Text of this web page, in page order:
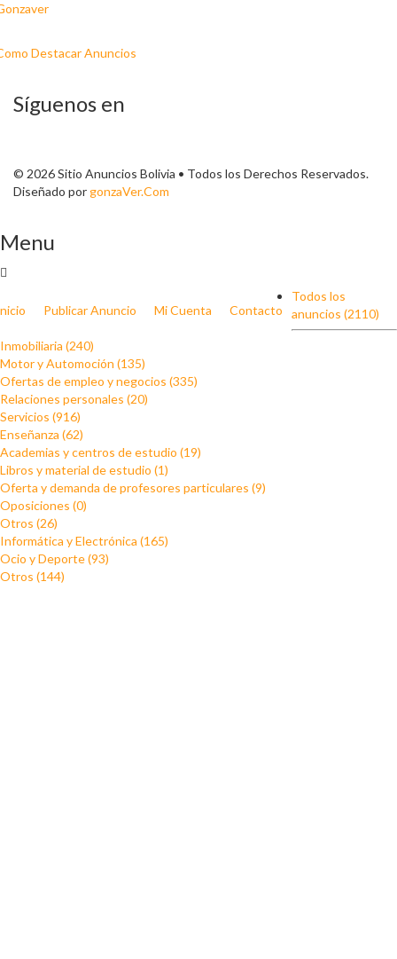
Destacar Anuncios
Síguenos en
© 2026 Sitio Anuncios Bolivia • Todos los Derechos Reservados.
Diseñado porgonzaVer.Com
Menu
Publicar Anuncio Mi Cuenta Contacto
Todos los
anuncios (2110)
Inmobiliaria (240)
Motor y Automoción (135)
Ofertas de empleo y negocios (335)
Relaciones personales (20)
Servicios (916)
Enseñanza (62)
Academias y centros de estudio (19)
Libros y material de estudio (1)
Oferta y demanda de profesores particulares (9)
Oposiciones (0)
Otros (26)
Informática y Electrónica (165)
Ocio y Deporte (93)
Otros (144)